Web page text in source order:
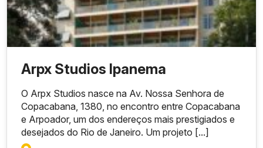
Arpx Studios Ipanema
O Arpx Studios nasce na Av. Nossa Senhora de
Copacabana, 1380, no encontro entre Copacabana
e Arpoador, um dos endereços mais prestigiados e
desejados do Rio de Janeiro. Um projeto [...]